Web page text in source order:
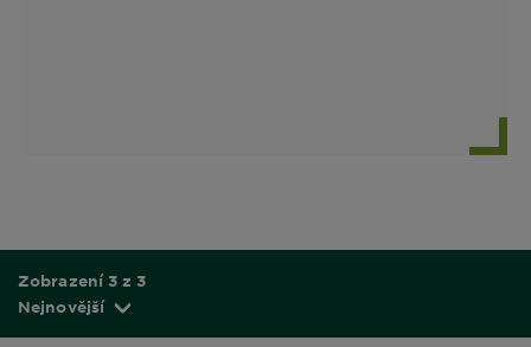
Zobrazení 3 z 3
Nejnovější